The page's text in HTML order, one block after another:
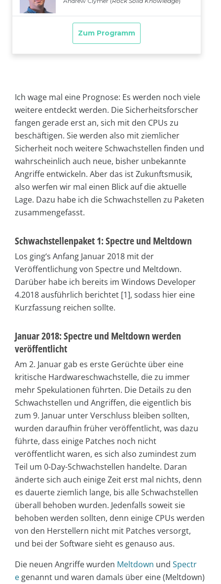
Ich wage mal eine Prognose: Es werden noch viele
weitere entdeckt werden. Die Sicherheitsforscher
fangen gerade erst an, sich mit den CPUs zu
beschäftigen. Sie werden also mit ziemlicher
Sicherheit noch weitere Schwachstellen finden und
wahrscheinlich auch neue, bisher unbekannte
Angriffe entwickeln. Aber das ist Zukunftsmusik,
also werfen wir mal einen Blick auf die aktuelle
Lage. Dazu habe ich die Schwachstellen zu Paketen
zusammengefasst.
Schwachstellenpaket 1: Spectre und Meltdown
Los ging‘s Anfang Januar 2018 mit der
Veröffentlichung von Spectre und Meltdown.
Darüber habe ich bereits im Windows Developer
4.2018 ausführlich berichtet [1], sodass hier eine
Kurzfassung reichen sollte.
Januar 2018: Spectre und Meltdown werden
veröffentlicht
Am 2. Januar gab es erste Gerüchte über eine
kritische Hardwareschwachstelle, die zu immer
mehr Spekulationen führten. Die Details zu den
Schwachstellen und Angriffen, die eigentlich bis
zum 9. Januar unter Verschluss bleiben sollten,
wurden daraufhin früher veröffentlicht, was dazu
führte, dass einige Patches noch nicht
veröffentlicht waren, es sich also zumindest zum
Teil um 0-Day-Schwachstellen handelte. Daran
änderte sich auch einige Zeit erst mal nichts, denn
es dauerte ziemlich lange, bis alle Schwachstellen
überall behoben wurden. Jedenfalls soweit sie
behoben werden sollten, denn einige CPUs werden
von den Herstellern nicht mit Patches versorgt,
und bei der Software sieht es genauso aus.
Die neuen Angriffe wurden Meltdown und Spectr
e genannt und waren damals über eine (Meltdown)